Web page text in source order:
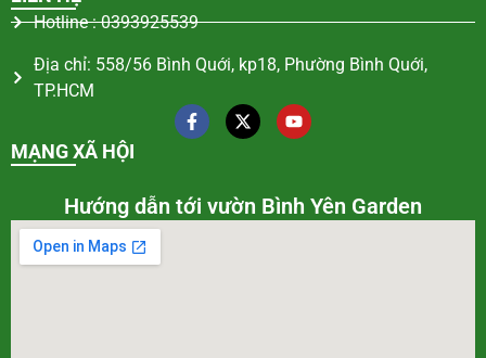
Hotline : 0393925539
Địa chỉ: 558/56 Bình Quới, kp18, Phường Bình Quới,
TP.HCM
MẠNG XÃ HỘI
Hướng dẫn tới vườn Bình Yên Garden